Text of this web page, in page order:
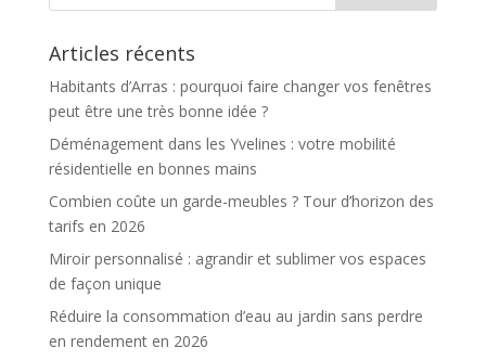
Articles récents
Habitants d’Arras : pourquoi faire changer vos fenêtres
peut être une très bonne idée ?
Déménagement dans les Yvelines : votre mobilité
résidentielle en bonnes mains
Combien coûte un garde-meubles ? Tour d’horizon des
tarifs en 2026
Miroir personnalisé : agrandir et sublimer vos espaces
de façon unique
Réduire la consommation d’eau au jardin sans perdre
en rendement en 2026